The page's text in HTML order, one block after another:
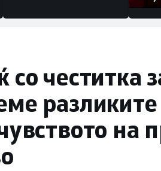
со честитка
разликите
на